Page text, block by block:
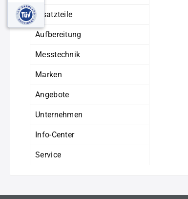
Ersatzteile
Aufbereitung
Messtechnik
Marken
Angebote
Unternehmen
Info-Center
Service